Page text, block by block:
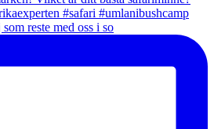
reste med oss i so